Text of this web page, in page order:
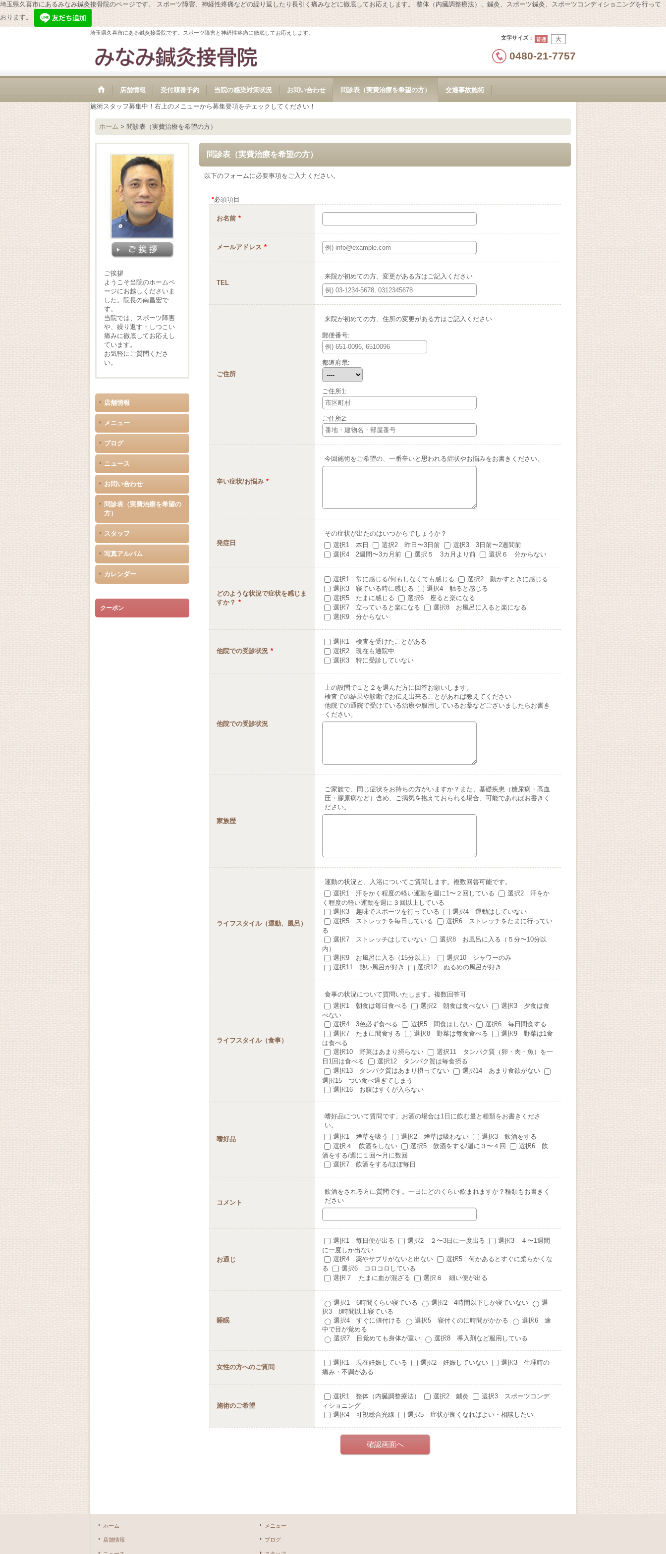
埼玉県久喜市にあるみなみ鍼灸接骨院のページです。 スポーツ障害、神経性疼痛などの繰り返したり長引く痛みなどに徹底してお応えします。 整体（内臓調整療法）、鍼灸、スポーツ鍼灸、スポーツコンディショニングを行って
おります。
埼玉県久喜市にある鍼灸接骨院です。スポーツ障害と神経性疼痛に徹底してお応えします。
文字サイズ：
0480-21-7757
店舗情報 受付順番予約 当院の感染対策状況 お問い合わせ 問診表（実費治療を希望の方） 交通事故施術
施術スタッフ募集中！右上のメニューから募集要項をチェックしてください！
ホーム > 問診表（実費治療を希望の方）
ご挨拶
ようこそ当院のホームペ
ージにお越しくださいま
した。院長の南昌宏で
す。
当院では、スポーツ障害
や、繰り返す・しつこい
痛みに徹底してお応えし
ています。
お気軽にご質問くださ
い。
店舗情報
メニュー
ブログ
ニュース
お問い合わせ
問診表（実費治療を希望の
方）
スタッフ
写真アルバム
カレンダー
クーポン
問診表（実費治療を希望の方）
以下のフォームに必要事項をご入力ください。
*必須項目
お名前 *
メールアドレス *
TEL
来院が初めての方、変更がある方はご記入ください
ご住所
来院が初めての方、住所の変更がある方はご記入ください
郵便番号:
都道府県:
ご住所1:
ご住所2:
辛い症状/お悩み *
今回施術をご希望の、一番辛いと思われる症状やお悩みをお書きください。
発症日
その症状が出たのはいつからでしょうか？
選択1 本日
選択2 昨日〜3日前
選択3 3日前〜2週間前
選択4 2週間〜3カ月前
選択５ 3カ月より前 選択６ 分からない
どのような状況で症状を感じま
すか？ *
選択1 常に感じる/何もしなくても感じる
選択2 動かすときに感じる
選択3 寝ている時に感じる
選択4 触ると感じる
選択5 たまに感じる
選択6 座ると楽になる
選択7 立っていると楽になる
選択8 お風呂に入ると楽になる
選択9 分からない
他院での受診状況 *
選択1 検査を受けたことがある
選択2 現在も通院中
選択3 特に受診していない
他院での受診状況
上の設問で１と２を選んだ方に回答お願いします。
検査での結果や診断でお伝え出来ることがあれば教えてください
他院での通院で受けている治療や服用しているお薬などございましたらお書き
ください。
家族歴
ご家族で、同じ症状をお持ちの方がいますか？また、基礎疾患（糖尿病・高血
圧・膠原病など）含め、ご病気を抱えておられる場合、可能であればお書きく
ださい。
ライフスタイル（運動、風呂）
運動の状況と、入浴についてご質問します。複数回答可能です。
選択1 汗をかく程度の軽い運動を週に1〜２回している
選択2 汗をか
く程度の軽い運動を週に３回以上している
選択3 趣味でスポーツを行っている
選択4 運動はしていない
選択5 ストレッチを毎日している
選択6 ストレッチをたまに行ってい
る
選択7 ストレッチはしていない
選択8 お風呂に入る（５分〜10分以
内）
選択9 お風呂に入る（15分以上）
選択10 シャワーのみ
選択11 熱い風呂が好き
選択12 ぬるめの風呂が好き
ライフスタイル（食事）
食事の状況について質問いたします。複数回答可
選択1 朝食は毎日食べる
選択2 朝食は食べない
選択3 夕食は食
べない
選択4 3色必ず食べる
選択5 間食はしない
選択6 毎日間食する
選択7 たまに間食する
選択8 野菜は毎食食べる
選択9 野菜は1食
は食べる
選択10 野菜はあまり摂らない
選択11 タンパク質（卵・肉・魚）を一
日1回は食べる
選択12 タンパク質は毎食摂る
選択13 タンパク質はあまり摂ってない
選択14 あまり食欲がない
選択15 つい食べ過ぎてしまう
選択16 お腹はすくが入らない
嗜好品
嗜好品について質問です。お酒の場合は1日に飲む量と種類をお書きくださ
い。
選択1 煙草を吸う
選択2 煙草は吸わない
選択3 飲酒をする
選択４ 飲酒をしない
選択5 飲酒をする/週に３〜４回
選択6 飲
酒をする/週に１回〜月に数回
選択7 飲酒をする/ほぼ毎日
コメント
飲酒をされる方に質問です。一日にどのくらい飲まれますか？種類もお書きく
ださい
お通じ
選択1 毎日便が出る 選択2 ２〜3日に一度出る
選択3 ４〜1週間
に一度しか出ない
選択4 薬やサプリがないと出ない
選択5 何かあるとすぐに柔らかくな
る
選択6 コロコロしている
選択７ たまに血が混ざる
選択８ 細い便が出る
睡眠
選択1 6時間くらい寝ている 選択2 4時間以下しか寝ていない
選
択3 8時間以上寝ている
選択4 すぐに値付ける
選択5 寝付くのに時間がかかる
選択6 途
中で目が覚める
選択7 目覚めても身体が重い
選択8 導入剤など服用している
女性の方へのご質問
選択1 現在妊娠している 選択2 妊娠していない
選択3 生理時の
痛み・不調がある
施術のご希望
選択1 整体（内臓調整療法） 選択2 鍼灸
選択3 スポーツコンデ
ィショニング
選択4 可視総合光線
選択5 症状が良くなればよい・相談したい
ホーム
店舗情報
メニュー
ブログ